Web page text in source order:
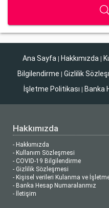
Ana Sayfa | Hakkımızda |
Bilgilendirme | Gizlilik
İşletme Politikası | Banka
Hakkımızda
- Hakkımızda
- Kullanım Sözleşmesi
- COVID-19 Bilgilendirme
- Gizlilik Sözleşmesi
- Kişisel verileri Kulanma ve
- Banka Hesap Numaralarımız
- İletişim